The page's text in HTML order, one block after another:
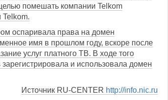
помешать компании Telkom
оспаривала права на домен
имя в прошлом году, вскоре после
услуг платного ТВ. В ходе того
и использовала домен
Источник RU-CENTER http://info.nic.ru